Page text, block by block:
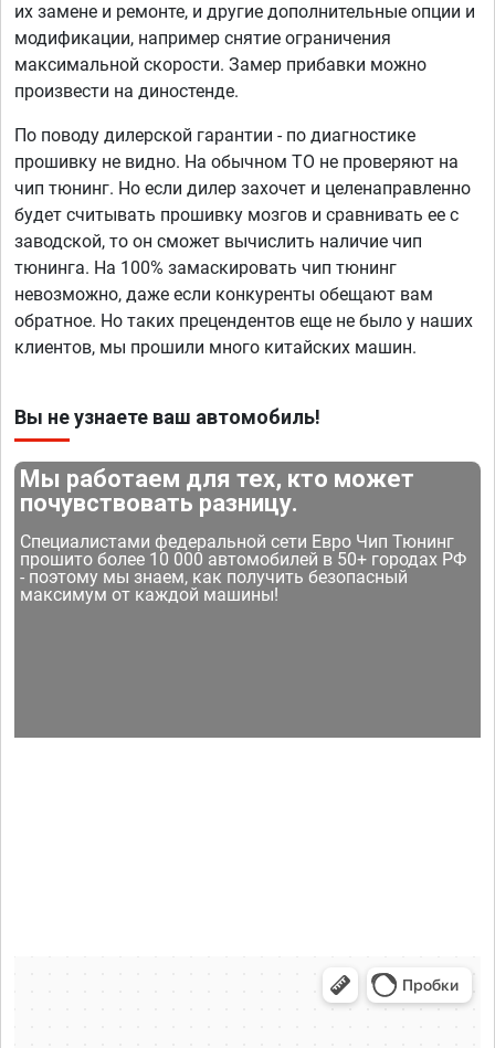
их замене и ремонте, и другие дополнительные опции и
модификации, например снятие ограничения
максимальной скорости. Замер прибавки можно
произвести на диностенде.
По поводу дилерской гарантии - по диагностике
прошивку не видно. На обычном ТО не проверяют на
чип тюнинг. Но если дилер захочет и целенаправленно
будет считывать прошивку мозгов и сравнивать ее с
заводской, то он сможет вычислить наличие чип
тюнинга. На 100% замаскировать чип тюнинг
невозможно, даже если конкуренты обещают вам
обратное. Но таких прецендентов еще не было у наших
клиентов, мы прошили много китайских машин.
Вы не узнаете ваш автомобиль!
Мы работаем для тех, кто может
почувствовать разницу.
Специалистами федеральной сети Евро Чип Тюнинг
прошито более 10 000 автомобилей в 50+ городах РФ
- поэтому мы знаем, как получить безопасный
максимум от каждой машины!